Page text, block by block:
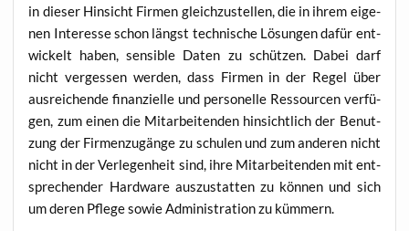
in die­ser Hin­sicht Fir­men gleich­zu­stel­len, die in ihrem eige­
nen Inter­es­se schon längst tech­ni­sche Lösun­gen dafür ent­
wi­ckelt haben, sen­si­ble Daten zu schüt­zen. Dabei darf
nicht ver­ges­sen wer­den, dass Fir­men in der Regel über
aus­rei­chen­de finan­zi­el­le und per­so­nel­le Res­sour­cen ver­fü­
gen, zum einen die Mit­ar­bei­ten­den hin­sicht­lich der Benut­
zung der Fir­men­zu­gän­ge zu schu­len und zum ande­ren nicht
nicht in der Ver­le­gen­heit sind, ihre Mit­ar­bei­ten­den mit ent­
spre­chen­der Hard­ware aus­zu­stat­ten zu kön­nen und sich
um deren Pfle­ge sowie Admi­nis­tra­ti­on zu kümmern.